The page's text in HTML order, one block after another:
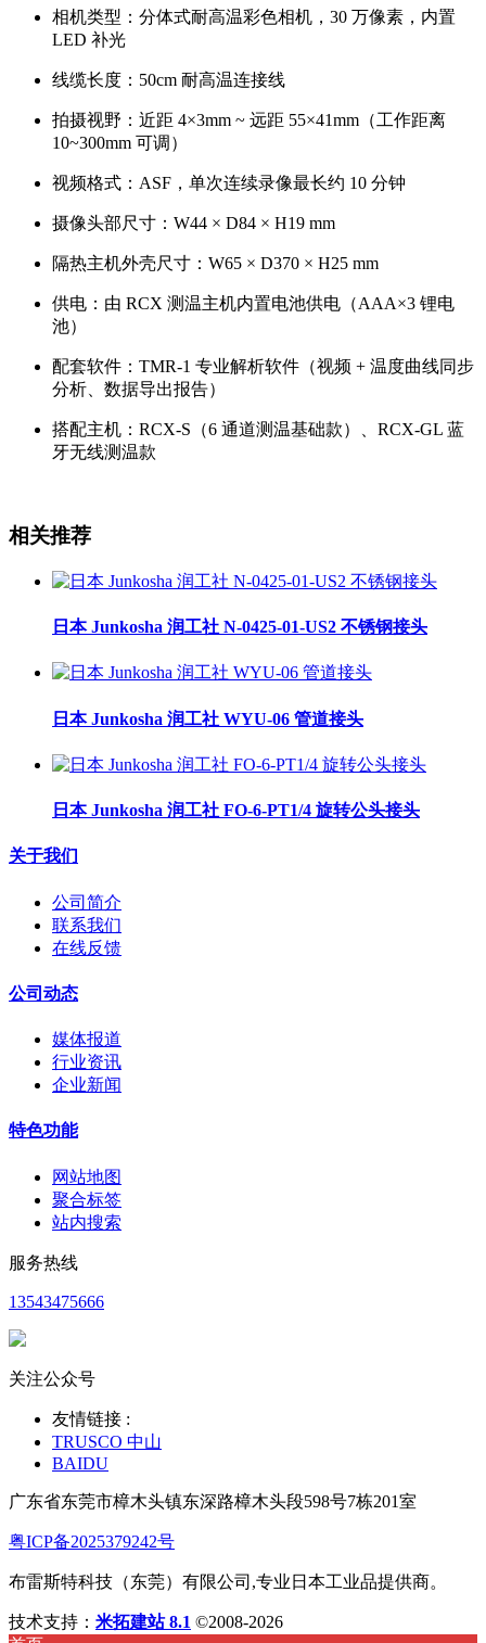
相机类型：分体式耐高温彩色相机，30 万像素，内置
LED 补光
线缆长度：50cm 耐高温连接线
拍摄视野：近距 4×3mm ~ 远距 55×41mm（工作距离
10~300mm 可调）
视频格式：ASF，单次连续录像最长约 10 分钟
摄像头部尺寸：W44 × D84 × H19 mm
隔热主机外壳尺寸：W65 × D370 × H25 mm
供电：由 RCX 测温主机内置电池供电（AAA×3 锂电
池）
配套软件：TMR-1 专业解析软件（视频 + 温度曲线同步
分析、数据导出报告）
搭配主机：RCX-S（6 通道测温基础款）、RCX-GL 蓝
牙无线测温款
相关推荐
日本 Junkosha 润工社 N-0425-01-US2 不锈钢接头
日本 Junkosha 润工社 WYU-06 管道接头
日本 Junkosha 润工社 FO-6-PT1/4 旋转公头接头
关于我们
公司简介
联系我们
在线反馈
公司动态
媒体报道
行业资讯
企业新闻
特色功能
网站地图
聚合标签
站内搜索
服务热线
13543475666
关注公众号
友情链接 :
TRUSCO 中山
BAIDU
广东省东莞市樟木头镇东深路樟木头段598号7栋201室
粤ICP备2025379242号
布雷斯特科技（东莞）有限公司,专业日本工业品提供商。
技术支持： 米拓建站 8.1 ©2008-2026